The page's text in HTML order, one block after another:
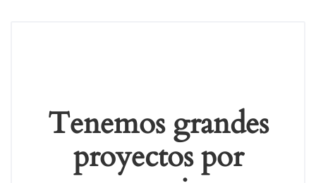
Tenemos grandes
proyectos por